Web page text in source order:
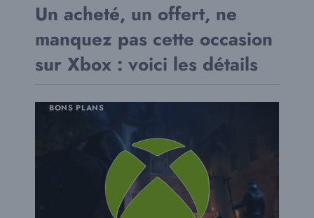
Un acheté, un offert, ne
manquez pas cette occasion
sur Xbox : voici les détails
BONS PLANS